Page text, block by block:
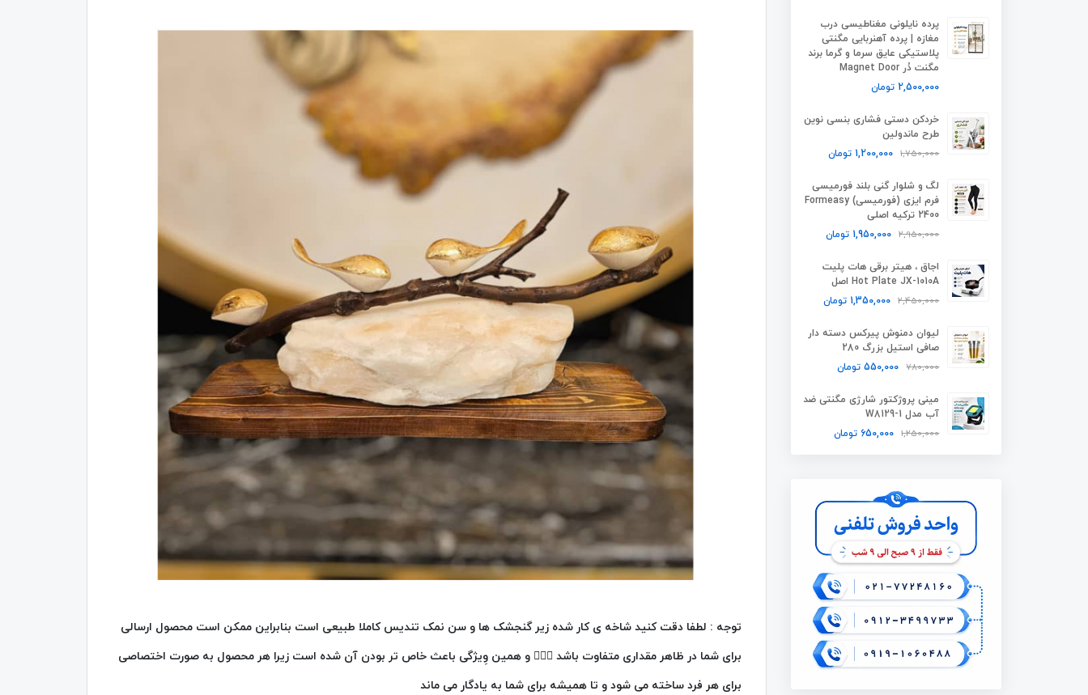
پرده نایلونی مغناطیسی درب
مغازه | پرده آهنربایی مگنتی
پلاستیکی عایق سرما و گرما برند
مگنت دُر Magnet Door
2,500,000 تومان
خردکن دستی فشاری بنسی نوین
طرح ماندولین
1,750,000
1,200,000 تومان
لگ و شلوار گنی بلند فورمیسی
فرم ایزی (فورمیسی) Formeasy
2400 ترکیه اصلی
2,950,000
1,950,000 تومان
اجاق ، هیتر برقی هات پلیت
Hot Plate JX-1010A اصل
2,450,000
1,350,000 تومان
لیوان دمنوش پیرکس دسته دار
صافی استیل بزرگ 280
780,000
550,000 تومان
مینی پروژکتور شارژی مگنتی ضد
آب مدل W8129-1
1,250,000
650,000 تومان
توجه : لطفا دقت کنید شاخه ی کار شده زیر گنجشک ها و سن نمک تندیس کاملا طبیعی است بنابراین ممکن است محصول ارسالی
برای شما در ظاهر مقداری متفاوت باشد 👌🏻🌷 و همین وِیژگی باعث خاص تر بودن آن شده است زیرا هر محصول به صورت اختصاصی
برای هر فرد ساخته می شود و تا همیشه برای شما به یادگار می ماند